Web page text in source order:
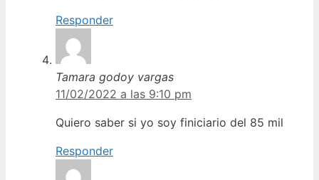
Responder
Tamara godoy vargas
11/02/2022 a las 9:10 pm
Quiero saber si yo soy finiciario del 85 mil
Responder